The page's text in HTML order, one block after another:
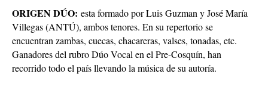
ORIGEN DÚO: esta formado por Luis Guzman y José María
Villegas (ANTÚ), ambos tenores. En su repertorio se
encuentran zambas, cuecas, chacareras, valses, tonadas, etc.
Ganadores del rubro Dúo Vocal en el Pre-Cosquín, han
recorrido todo el país llevando la música de su autoría.